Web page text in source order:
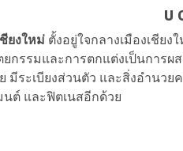
U
ยงใหม่ ตั้งอยู่ใจกลางเมืองเชีย
กรรมและการตกแต่งเป็นการผ
มีระเบียงส่วนตัว และสิ่งอำนว
นต์ และฟิตเนสอีกด้วย